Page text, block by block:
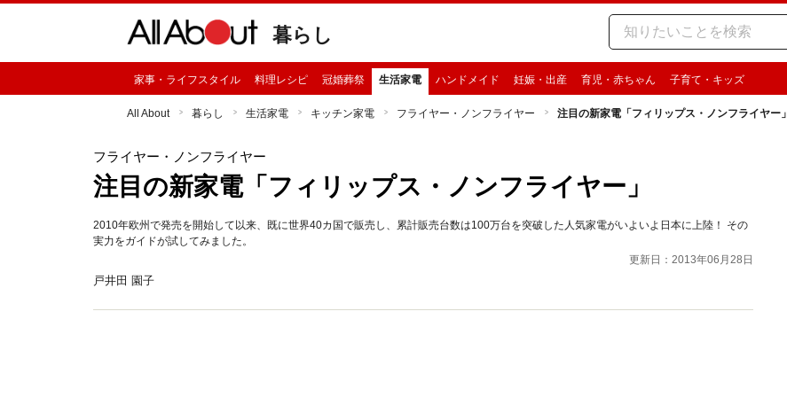
暮らし
家事・ライフスタイル 料理レシピ 冠婚葬祭 生活家電 ハンドメイド 妊娠・出産 育児・赤ちゃん 子育て・キッズ
All About 暮らし 生活家電 キッチン家電 フライヤー・ノンフライヤー 注目の新家電「フィリップス・ノンフライヤー」
フライヤー・ノンフライヤー
注目の新家電「フィリップス・ノンフライヤー」
2010年欧州で発売を開始して以来、既に世界40カ国で販売し、累計販売台数は100万台を突破した人気家電がいよいよ日本に上陸！ その
実力をガイドが試してみました。
更新日：2013年06月28日
戸井田 園子